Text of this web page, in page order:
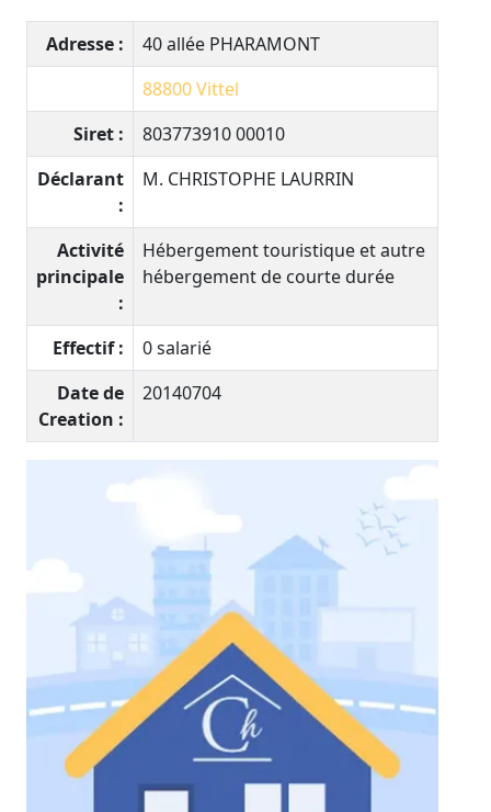
Adresse :
40 allée PHARAMONT
88800Vittel
Siret :
803773910 00010
Déclarant
:
M. CHRISTOPHE LAURRIN
Activité
principale
:
Hébergement touristique et autre
hébergement de courte durée
Effectif :
0 salarié
Date de
Creation :
20140704